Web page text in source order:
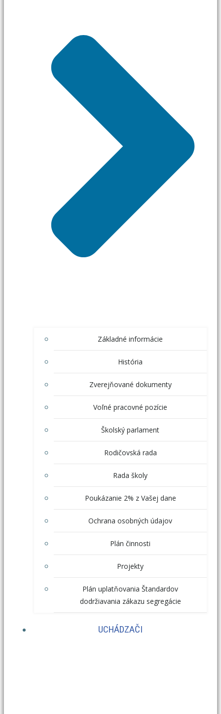
Základné informácie
História
Zverejňované dokumenty
Voľné pracovné pozície
Školský parlament
Rodičovská rada
Rada školy
Poukázanie 2% z Vašej dane
Ochrana osobných údajov
Plán činnosti
Projekty
Plán uplatňovania Štandardov
dodržiavania zákazu segregácie
UCHÁDZAČI